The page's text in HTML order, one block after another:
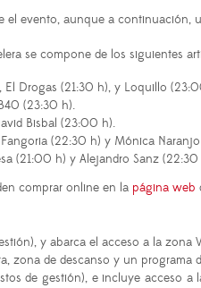
el evento, aunque a continuación,
se compone de los siguientes
Drogas (21:30 h), y Loquillo
(23:30 h).
Bisbal (23:00 h).
(22:30 h) y Mónica
(21:00 h) y Alejandro Sanz (22:30
comprar online en la página web
y abarca el acceso a la
zona de descanso y un programa
de gestión), e incluye acceso